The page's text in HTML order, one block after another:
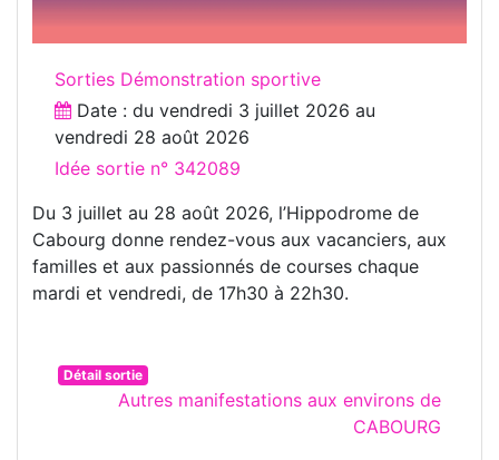
Sorties Démonstration sportive
Date : du vendredi 3 juillet 2026 au
vendredi 28 août 2026
Idée sortie n° 342089
Du 3 juillet au 28 août 2026, l’Hippodrome de
Cabourg donne rendez-vous aux vacanciers, aux
familles et aux passionnés de courses chaque
mardi et vendredi, de 17h30 à 22h30.
Détail sortie
Autres manifestations aux environs de
CABOURG